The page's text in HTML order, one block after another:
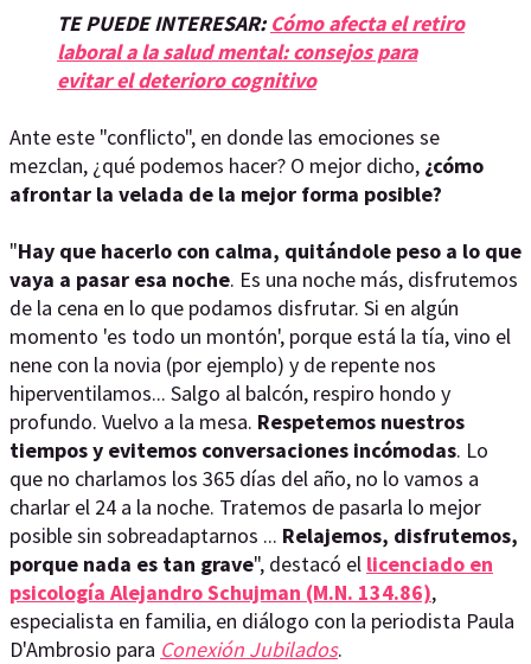
TE PUEDE INTERESAR:Cómo afecta el retiro
laboral a la salud mental: consejos para
evitar el deterioro cognitivo
Ante este "conflicto", en donde las emociones se
mezclan, ¿qué podemos hacer? O mejor dicho, ¿cómo
afrontar la velada de la mejor forma posible?
"Hay que hacerlo con calma, quitándole peso a lo que
vaya a pasar esa noche. Es una noche más, disfrutemos
de la cena en lo que podamos disfrutar. Si en algún
momento 'es todo un montón', porque está la tía, vino el
nene con la novia (por ejemplo) y de repente nos
hiperventilamos... Salgo al balcón, respiro hondo y
profundo. Vuelvo a la mesa. Respetemos nuestros
tiempos y evitemos conversaciones incómodas. Lo
que no charlamos los 365 días del año, no lo vamos a
charlar el 24 a la noche. Tratemos de pasarla lo mejor
posible sin sobreadaptarnos ... Relajemos, disfrutemos,
porque nada es tan grave", destacó el licenciado en
psicología Alejandro Schujman (M.N. 134.86),
especialista en familia, en diálogo con la periodista Paula
D'Ambrosio para Conexión Jubilados.